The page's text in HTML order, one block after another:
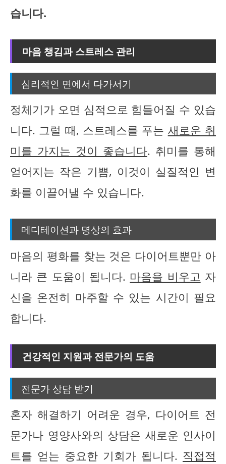
습니다.
마음 챙김과 스트레스 관리
심리적인 면에서 다가서기
정체기가 오면 심적으로 힘들어질 수 있습
니다. 그럴 때, 스트레스를 푸는 새로운 취
미를 가지는 것이 좋습니다. 취미를 통해
얻어지는 작은 기쁨, 이것이 실질적인 변
화를 이끌어낼 수 있습니다.
메디테이션과 명상의 효과
마음의 평화를 찾는 것은 다이어트뿐만 아
니라 큰 도움이 됩니다. 마음을 비우고 자
신을 온전히 마주할 수 있는 시간이 필요
합니다.
건강적인 지원과 전문가의 도움
전문가 상담 받기
혼자 해결하기 어려운 경우, 다이어트 전
문가나 영양사와의 상담은 새로운 인사이
트를 얻는 중요한 기회가 됩니다. 직접적